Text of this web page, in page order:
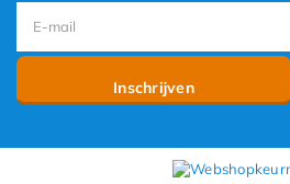
Inschrijven